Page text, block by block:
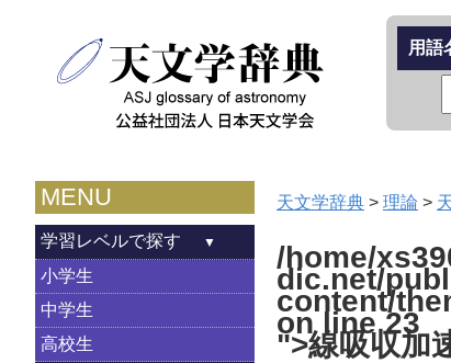
用語
MENU
学習レベルで探す
小学生
中学生
高校生
天文学辞典 > 理論 >
/home/
dic.net/
content/
on line23
">線吸収加